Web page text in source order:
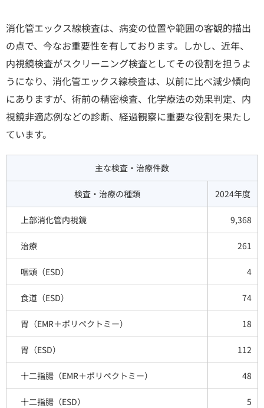
消化管エックス線検査は、病変の位置や範囲の客観的描出
の点で、今なお重要性を有しております。しかし、近年、
内視鏡検査がスクリーニング検査としてその役割を担うよ
うになり、消化管エックス線検査は、以前に比べ減少傾向
にありますが、術前の精密検査、化学療法の効果判定、内
視鏡非適応例などの診断、経過観察に重要な役割を果たし
ています。
主な検査・治療件数
検査・治療の種類 2024年度
上部消化管内視鏡 9,368
治療 261
咽頭（ESD） 4
食道（ESD） 74
胃（EMR＋ポリペクトミー） 18
胃（ESD） 112
十二指腸（EMR＋ポリペクトミー） 48
十二指腸（ESD） 5